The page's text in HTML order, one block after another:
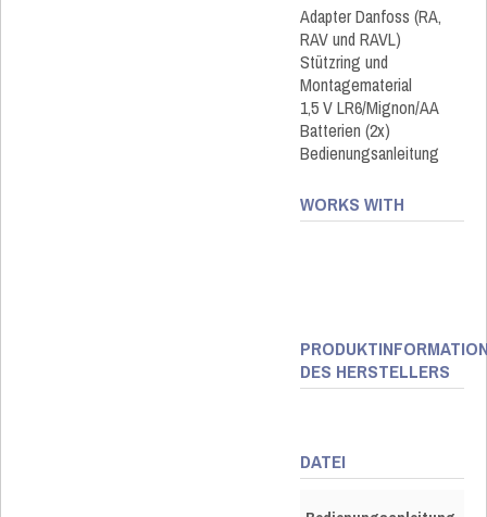
Adapter Danfoss (RA,
RAV und RAVL)
Stützring und
Montagematerial
1,5 V LR6/Mignon/AA
Batterien (2x)
Bedienungsanleitung
WORKS WITH
DES HERSTELLERS
DATEI